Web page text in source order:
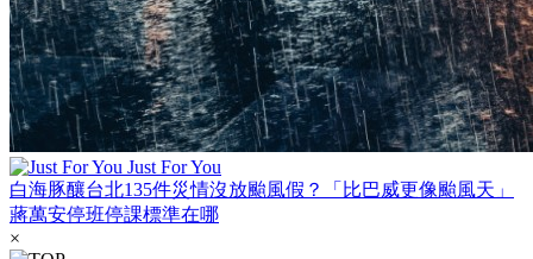
Just For You
白海豚釀台北135件災情沒放颱風假？「比巴威更像颱風天」
蔣萬安停班停課標準在哪
×